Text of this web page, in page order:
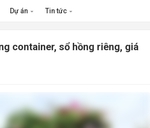
Dự án Tin tức
container, sổ hồng riêng, giá